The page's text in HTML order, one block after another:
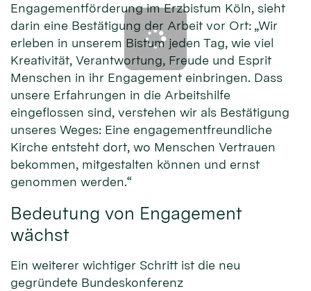
Engagementförderung im Erzbistum Köln, sieht
darin eine Bestätigung der Arbeit vor Ort: „Wir
erleben in unserem Bistum jeden Tag, wie viel
Kreativität, Verantwortung, Freude und Esprit
Menschen in ihr Engagement einbringen. Dass
unsere Erfahrungen in die Arbeitshilfe
eingeflossen sind, verstehen wir als Bestätigung
unseres Weges: Eine engagementfreundliche
Kirche entsteht dort, wo Menschen Vertrauen
bekommen, mitgestalten können und ernst
genommen werden.“
Bedeutung von Engagement
wächst
Ein weiterer wichtiger Schritt ist die neu
gegründete Bundeskonferenz